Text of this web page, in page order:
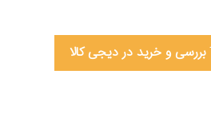
بررسی و خرید در دیجی کالا